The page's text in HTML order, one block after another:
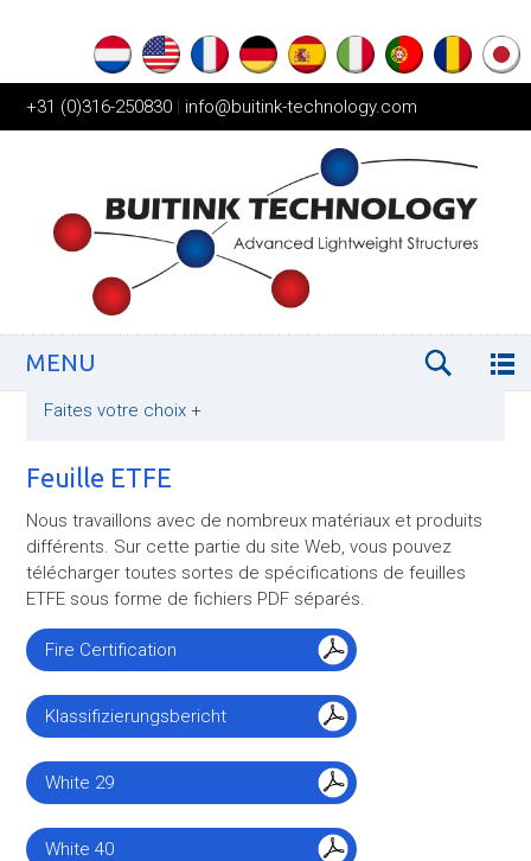
+31 (0)316-250830 | info@buitink-technology.com
MENU
Faites votre choix +
Feuille ETFE
Nous travaillons avec de nombreux matériaux et produits
différents. Sur cette partie du site Web, vous pouvez
télécharger toutes sortes de spécifications de feuilles
ETFE sous forme de fichiers PDF séparés.
Fire Certification
Klassifizierungsbericht
White 29
White 40